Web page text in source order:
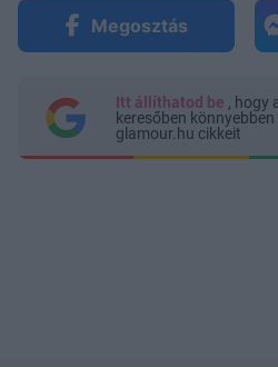
Megosztás
Itt állíthatod be , hogy
keresőben
glamour.hu cikkeit